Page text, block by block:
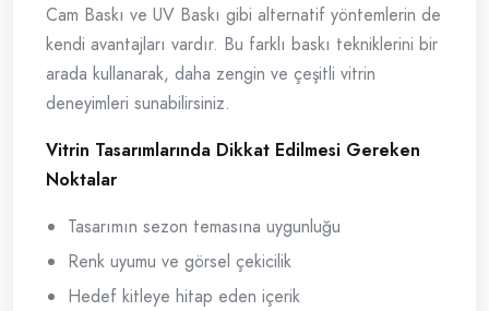
Cam Baskı ve UV Baskı gibi alternatif yöntemlerin de
kendi avantajları vardır. Bu farklı baskı tekniklerini bir
arada kullanarak, daha zengin ve çeşitli vitrin
deneyimleri sunabilirsiniz.
Vitrin Tasarımlarında Dikkat Edilmesi Gereken
Noktalar
Tasarımın sezon temasına uygunluğu
Renk uyumu ve görsel çekicilik
Hedef kitleye hitap eden içerik